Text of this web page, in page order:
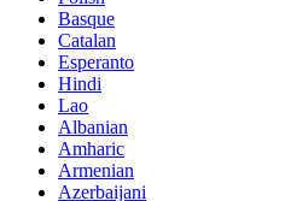
Basque
Catalan
Esperanto
Hindi
Lao
Albanian
Amharic
Armenian
Azerbaijani